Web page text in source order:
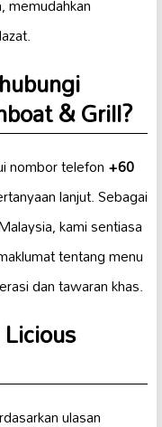
memudahkan
& Grill?
nombor telefon+60
lanjut. Sebagai
kami sentiasa
tentang menu
dan tawaran khas.
ulasan